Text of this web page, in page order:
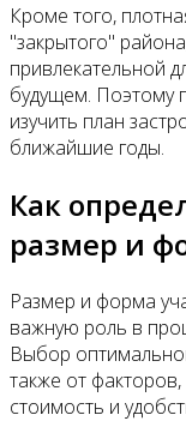
Кроме того,
"закрытого"
привлекательной
будущем. Поэтому
изучить план
ближайшие годы.
Как
размер и
Размер и форма
важную роль в
Выбор
также от
стоимость и